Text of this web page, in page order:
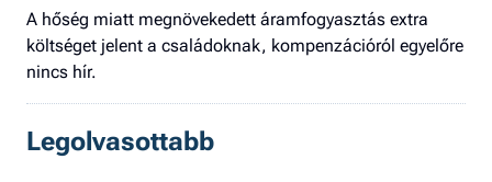
A hőség miatt megnövekedett áramfogyasztás extra
költséget jelent a családoknak, kompenzációról egyelőre
nincs hír.
Legolvasottabb